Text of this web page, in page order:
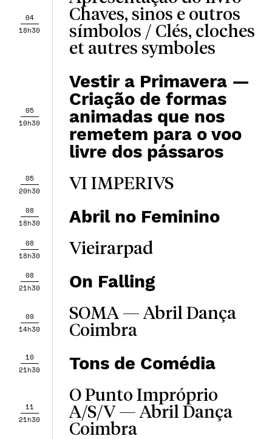
04
18h30
Chaves, sinos e outros
símbolos / Clés, cloches
et autres symboles
05
10h30
Vestir a Primavera —
Criação de formas
animadas que nos
remetem para o voo
livre dos pássaros
05
20h30
VI IMPERIVS
08
18h30
Abril no Feminino
08
18h30
Vieirarpad
08
21h30
On Falling
09
14h30
SOMA — Abril Dança
Coimbra
10
21h30
Tons de Comédia
11
21h30
O Punto Impróprio
A/S/V — Abril Dança
Coimbra